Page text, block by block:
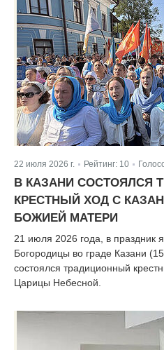
22 июля 2026 г. Рейтинг: 10
В КАЗАНИ СОСТОЯЛСЯ
КРЕСТНЫЙ ХОД С
БОЖИЕЙ МАТЕРИ
21 июля 2026 года, в праздник
Богородицы во граде Казани
состоялся традиционный
Царицы Небесной.